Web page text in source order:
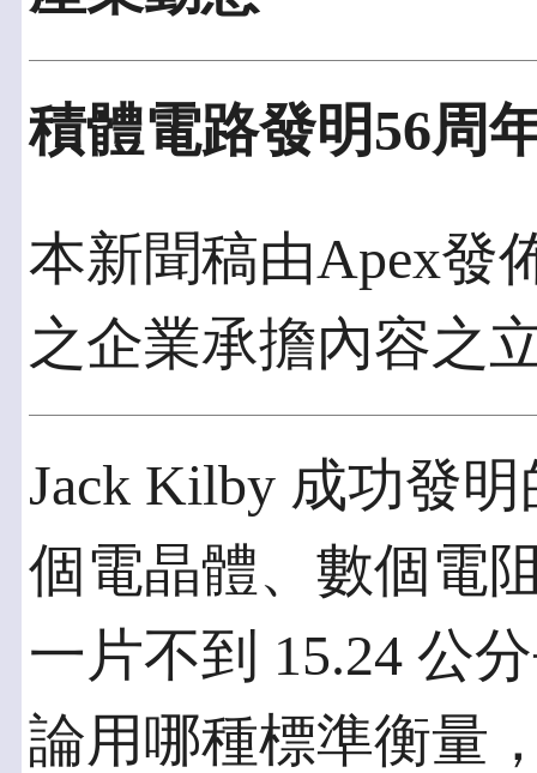
積體電路發明56周
本新聞稿由Apex發
之企業承擔內容之
Jack Kilby 成功發
個電晶體、數個電
一片不到 15.24 公
論用哪種標準衡量